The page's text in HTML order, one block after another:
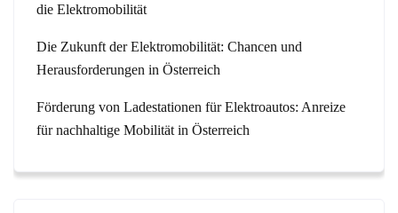
die Elektromobilität
Die Zukunft der Elektromobilität: Chancen und
Herausforderungen in Österreich
Förderung von Ladestationen für Elektroautos: Anreize
für nachhaltige Mobilität in Österreich